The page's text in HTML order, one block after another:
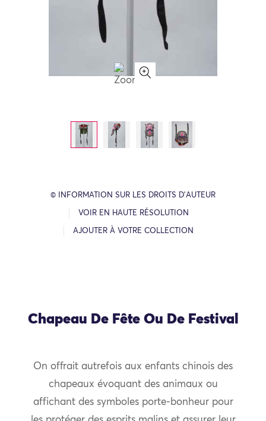
© INFORMATION SUR LES DROITS D’AUTEUR
VOIR EN HAUTE RÉSOLUTION
AJOUTER À VOTRE COLLECTION
Chapeau De Fête Ou De Festival
On offrait autrefois aux enfants chinois des
chapeaux évoquant des animaux ou
affichant des symboles porte-bonheur pour